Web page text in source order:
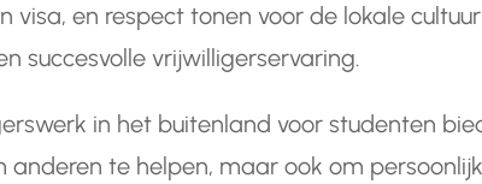
visa, en respect tonen voor de lokale
succesvolle vrijwilligerservaring.
in het buitenland voor studenten
anderen te helpen, maar ook om